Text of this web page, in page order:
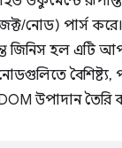
নোড) পার্স
জিনিস হল এটি
বৈশিষ্ট্য,
উপাদান তৈরি